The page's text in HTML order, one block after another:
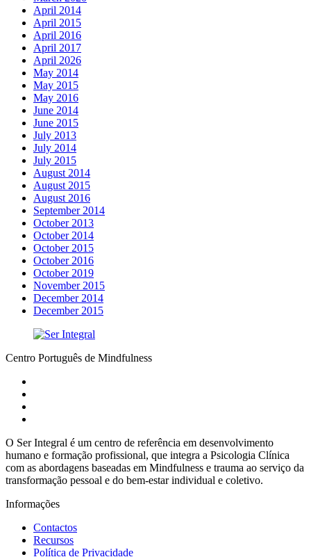
April 2014
April 2015
April 2016
April 2017
April 2026
May 2014
May 2015
May 2016
June 2014
June 2015
July 2013
July 2014
July 2015
August 2014
August 2015
August 2016
September 2014
October 2013
October 2014
October 2015
October 2016
October 2019
November 2015
December 2014
December 2015
Centro Português de Mindfulness
O Ser Integral é um centro de referência em desenvolvimento
humano e formação profissional, que integra a Psicologia Clínica
com as abordagens baseadas em Mindfulness e trauma ao serviço da
transformação pessoal e do bem-estar individual e coletivo.
Informações
Contactos
Recursos
Política de Privacidade